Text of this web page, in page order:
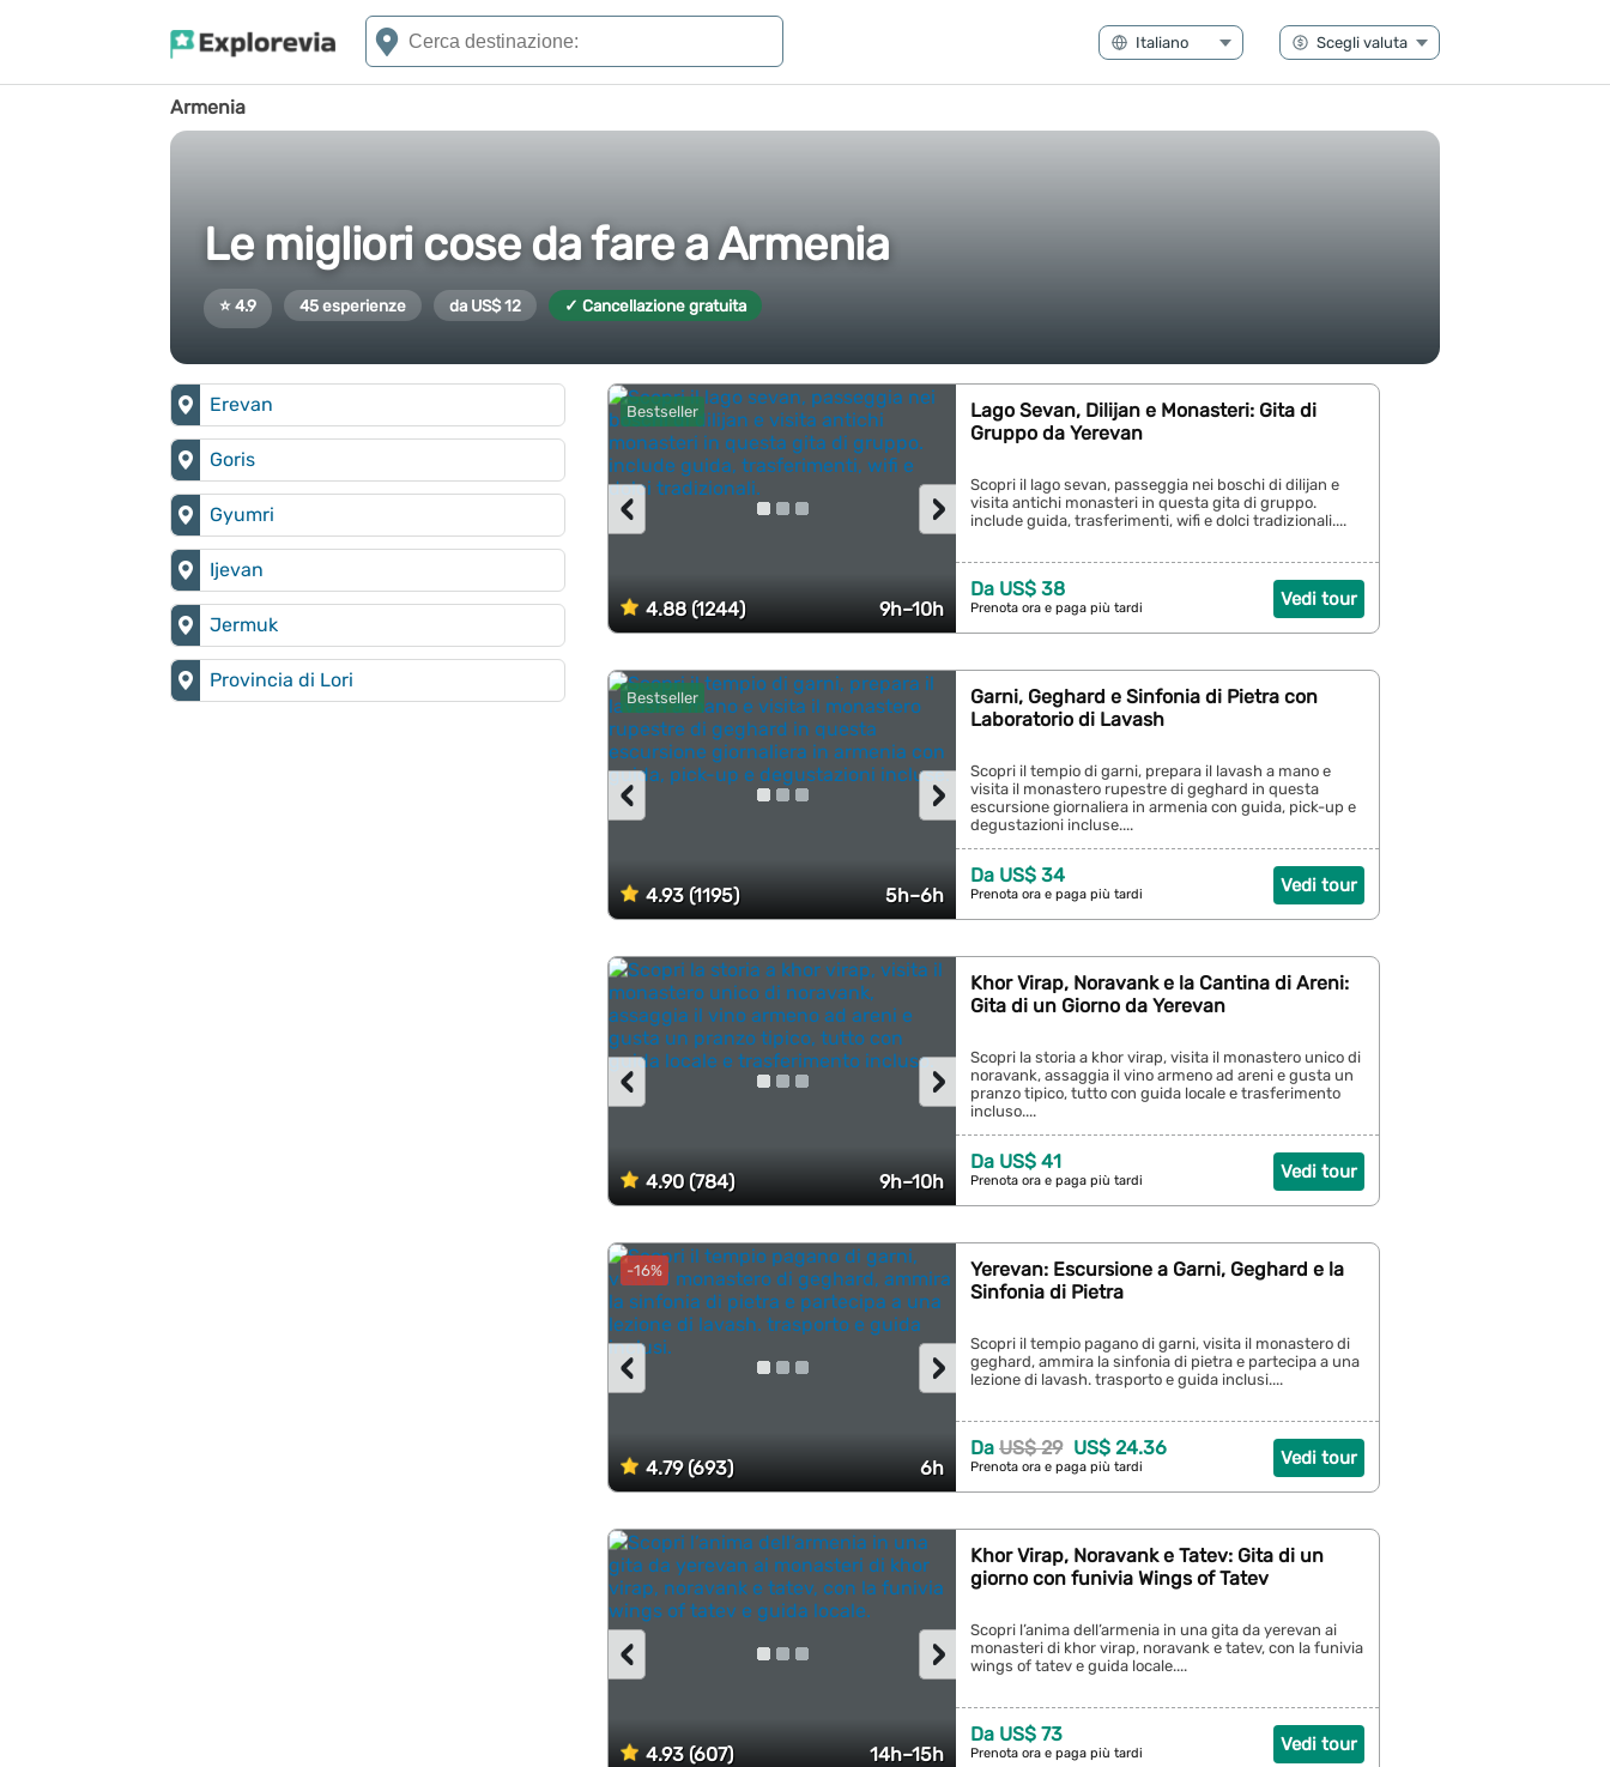
Armenia
Le migliori cose da fare a Armenia
⭐ 4.9 45 esperienze da US$ 12 ✓ Cancellazione gratuita
Bestseller
4.88 (1244) 9h–10h
›
‹
Lago Sevan, Dilijan e Monasteri: Gita di
Gruppo da Yerevan
Scopri il lago sevan, passeggia nei boschi di dilijan e
visita antichi monasteri in questa gita di gruppo.
include guida, trasferimenti, wifi e dolci tradizionali....
Vedi tour
Da US$ 38
Prenota ora e paga più tardi
Bestseller
4.93 (1195) 5h–6h
›
‹
Garni, Geghard e Sinfonia di Pietra con
Laboratorio di Lavash
Scopri il tempio di garni, prepara il lavash a mano e
visita il monastero rupestre di geghard in questa
escursione giornaliera in armenia con guida, pick-up e
degustazioni incluse....
Vedi tour
Da US$ 34
Prenota ora e paga più tardi
4.90 (784) 9h–10h
›
‹
Khor Virap, Noravank e la Cantina di Areni:
Gita di un Giorno da Yerevan
Scopri la storia a khor virap, visita il monastero unico di
noravank, assaggia il vino armeno ad areni e gusta un
pranzo tipico, tutto con guida locale e trasferimento
incluso....
Vedi tour
Da US$ 41
Prenota ora e paga più tardi
-16%
4.79 (693) 6h
›
‹
Yerevan: Escursione a Garni, Geghard e la
Sinfonia di Pietra
Scopri il tempio pagano di garni, visita il monastero di
geghard, ammira la sinfonia di pietra e partecipa a una
lezione di lavash. trasporto e guida inclusi....
Vedi tour
Da US$ 29 US$ 24.36
Prenota ora e paga più tardi
4.93 (607) 14h–15h
›
‹
Khor Virap, Noravank e Tatev: Gita di un
giorno con funivia Wings of Tatev
Scopri l’anima dell’armenia in una gita da yerevan ai
monasteri di khor virap, noravank e tatev, con la funivia
wings of tatev e guida locale....
Vedi tour
Da US$ 73
Prenota ora e paga più tardi
Erevan
Goris
Gyumri
Ijevan
Jermuk
Provincia di Lori